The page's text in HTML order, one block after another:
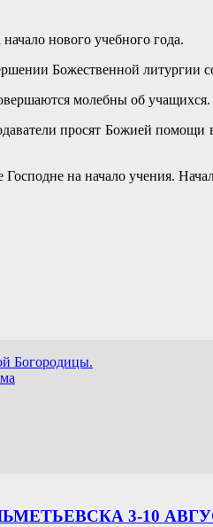
нового учебного года.
Божественной литургии
молебны об учащихся.
просят Божией
на начало учения.
Богородицы.
3-10